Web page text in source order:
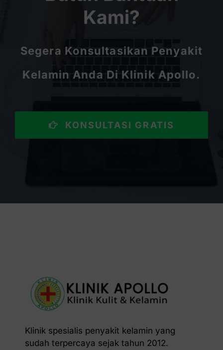
Kami?
Segera Konsultasikan Penyakit
Kelamin Anda Di Klinik Apollo.
KONSULTASI GRATIS
Klinik spesialis penyakit kelamin yang
sudah terpercaya sejak tahun 2012.